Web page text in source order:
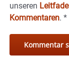
unseren
Kommentaren. *